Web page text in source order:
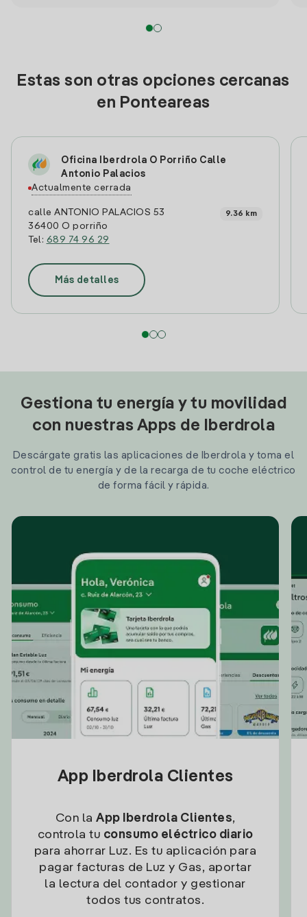
Estas son otras opciones cercanas
en Ponteareas
Oficina Iberdrola O Porriño Calle
Antonio Palacios
Actualmente cerrada
calle ANTONIO PALACIOS 53
36400 O porriño
Tel: 689 74 96 29
9.36 km
Más detalles
Gestiona tu energía y tu movilidad
con nuestras Apps de Iberdrola
Descárgate gratis las aplicaciones de Iberdrola y toma el
control de tu energía y de la recarga de tu coche eléctrico
de forma fácil y rápida.
App Iberdrola Clientes
Con la App Iberdrola Clientes,
controla tu consumo eléctrico diario
para ahorrar Luz. Es tu aplicación para
pagar facturas de Luz y Gas, aportar
la lectura del contador y gestionar
todos tus contratos.